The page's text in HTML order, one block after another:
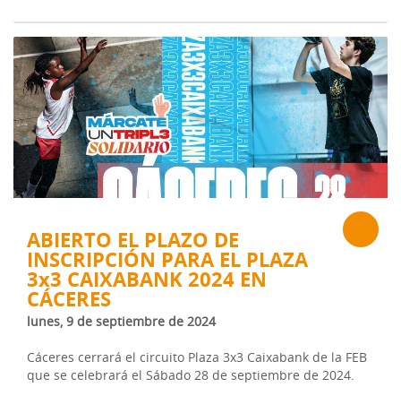
ABIERTO EL PLAZO DE
INSCRIPCIÓN PARA EL PLAZA
3x3 CAIXABANK 2024 EN
CÁCERES
lunes, 9 de septiembre de 2024
Cáceres cerrará el circuito Plaza 3x3 Caixabank de la FEB
que se celebrará el Sábado 28 de septiembre de 2024.